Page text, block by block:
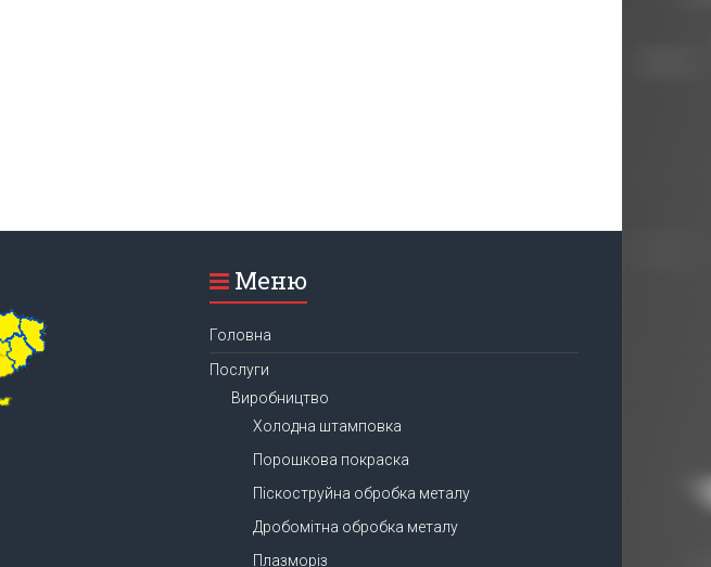
Меню
Головна
Послуги
Виробництво
Холодна штамповка
Порошкова покраска
Піскоструйна обробка металу
Дробомітна обробка металу
Плазморіз